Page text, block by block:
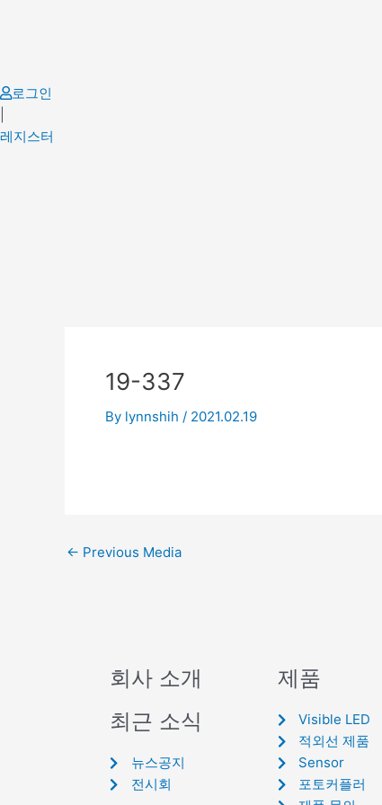
로그인
레지스터
19-337
By lynnshih / 2021.02.19
← Previous Media
회사 소개
최근 소식
뉴스공지
전시회
제품
Visible LED
적외선 제품
Sensor
포토커플러